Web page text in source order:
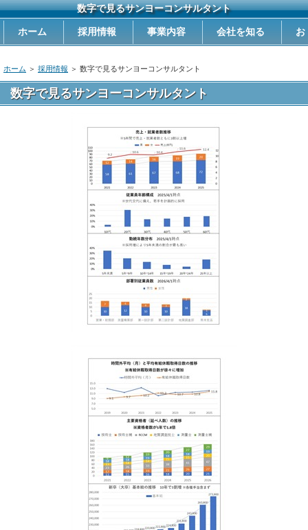
数字で見るサンヨーコンサルタント
ホーム 採用情報 事業内容 会社を知る お
ホーム ＞ 採用情報 ＞ 数字で見るサンヨーコンサルタント
数字で見るサンヨーコンサルタント